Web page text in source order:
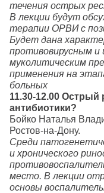
течения острых
В лекции будут
терапии ОРВИ с
Будет дана
противовирусным
муколитическим
применения на
больных
11.30-12.00
антибиотики?
Бойко Наталья
Ростов-на-Дону.
Среди
и хронического
место. В лекции
основы